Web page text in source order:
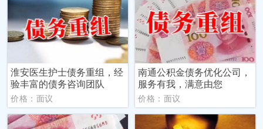
淮安医生护士债务重组，经
验丰富的债务咨询团队
价格：面议
南通公积金债务优化公司，
服务有我，满意由您
价格：面议